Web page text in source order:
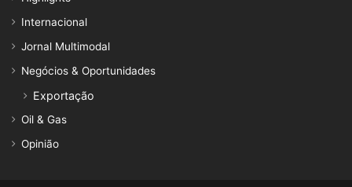
Internacional
Jornal Multimodal
Negócios & Oportunidades
Exportação
Oil & Gas
Opinião